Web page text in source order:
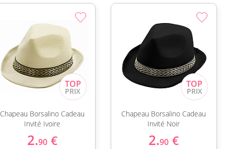
Chapeau Borsalino Cadeau
Invité Ivoire
2.90 €
Chapeau Borsalino Cadeau
Invité Noir
2.90 €